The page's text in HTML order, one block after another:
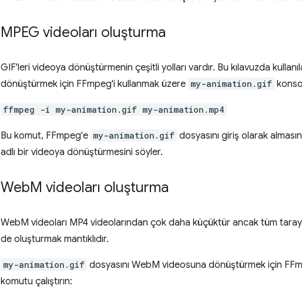
MPEG videoları oluşturma
GIF'leri videoya dönüştürmenin çeşitli yolları vardır. Bu kılavuzda
dönüştürmek için FFmpeg'i kullanmak üzere my-animation.gif
ffmpeg -i my-animation.gif my-animation.mp4
Bu komut, FFmpeg'e my-animation.gif dosyasını giriş olarak
adlı bir videoya dönüştürmesini söyler.
WebM videoları oluşturma
WebM videoları MP4 videolarından çok daha küçüktür ancak tüm
de oluşturmak mantıklıdır.
my-animation.gif dosyasını WebM videosuna dönüştürmek için
komutu çalıştırın: